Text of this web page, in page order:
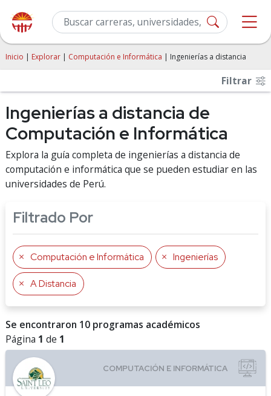
Inicio | Explorar | Computación e Informática | Ingenierías a distancia
Filtrar
Ingenierías a distancia de
Computación e Informática
Explora la guía completa de ingenierías a distancia de
computación e informática que se pueden estudiar en las
universidades de Perú.
Filtrado Por
Computación e Informática Ingenierías
A Distancia
Se encontraron 10 programas académicos
Página 1 de 1